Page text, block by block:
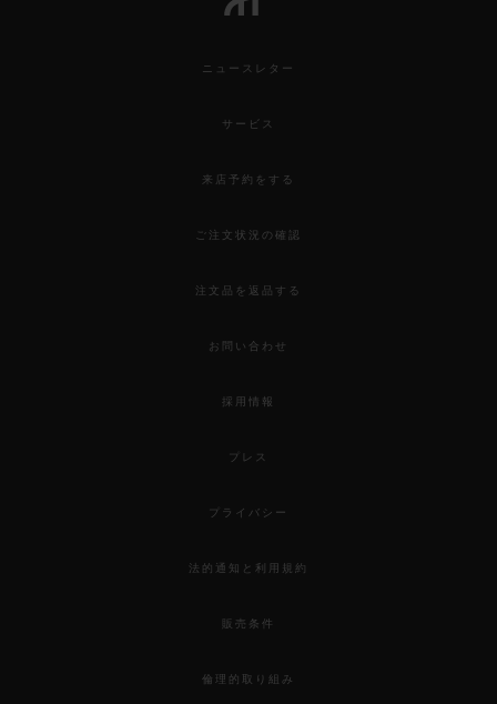
ニュースレター
サービス
来店予約をする
ご注文状況の確認
注文品を返品する
お問い合わせ
採用情報
プレス
プライバシー
法的通知と利用規約
販売条件
倫理的取り組み